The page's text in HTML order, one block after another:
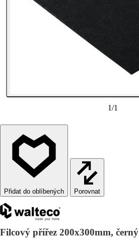
1/1
Porovnat
Filcový přířez 200x300mm, černý